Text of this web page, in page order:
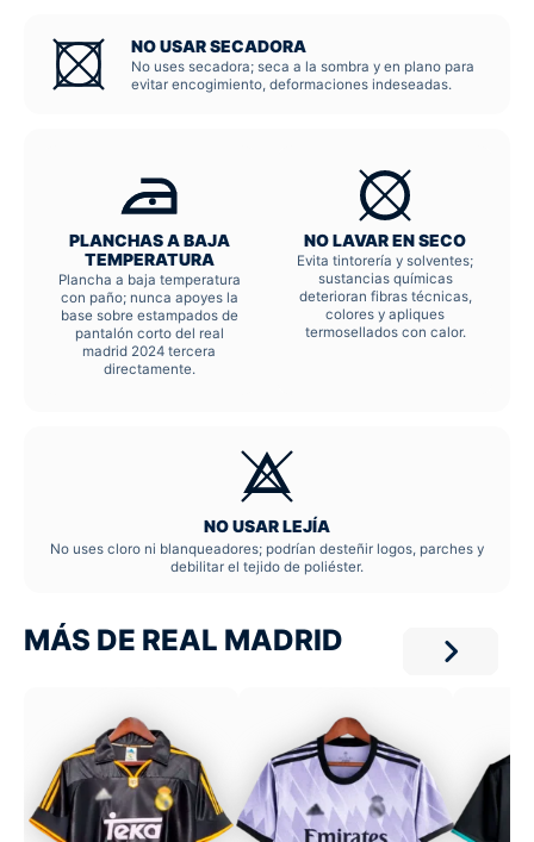
NO USAR SECADORA
No uses secadora; seca a la sombra y en plano para
evitar encogimiento, deformaciones indeseadas.
PLANCHAS A BAJA
TEMPERATURA
Plancha a baja temperatura
con paño; nunca apoyes la
base sobre estampados de
pantalón corto del real
madrid 2024 tercera
directamente.
NO LAVAR EN SECO
Evita tintorería y solventes;
sustancias químicas
deterioran fibras técnicas,
colores y apliques
termosellados con calor.
NO USAR LEJÍA
No uses cloro ni blanqueadores; podrían desteñir logos, parches y
debilitar el tejido de poliéster.
MÁS DE REAL MADRID